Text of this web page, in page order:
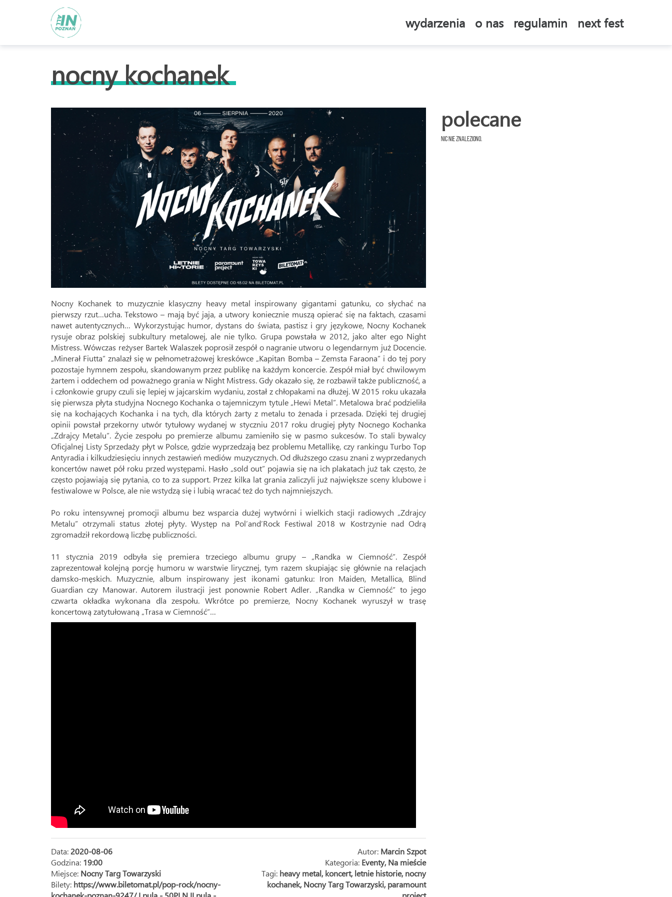
wydarzenia o nas regulamin next fest
nocny kochanek
Nocny Kochanek to muzycznie klasyczny heavy metal inspirowany gigantami gatunku, co słychać na
pierwszy rzut…ucha. Tekstowo – mają być jaja, a utwory koniecznie muszą opierać się na faktach, czasami
nawet autentycznych… Wykorzystując humor, dystans do świata, pastisz i gry językowe, Nocny Kochanek
rysuje obraz polskiej subkultury metalowej, ale nie tylko. Grupa powstała w 2012, jako alter ego Night
Mistress. Wówczas reżyser Bartek Walaszek poprosił zespół o nagranie utworu o legendarnym już Docencie.
„Minerał Fiutta” znalazł się w pełnometrażowej kreskówce „Kapitan Bomba – Zemsta Faraona” i do tej pory
pozostaje hymnem zespołu, skandowanym przez publikę na każdym koncercie. Zespół miał być chwilowym
żartem i oddechem od poważnego grania w Night Mistress. Gdy okazało się, że rozbawił także publiczność, a
i członkowie grupy czuli się lepiej w jajcarskim wydaniu, został z chłopakami na dłużej. W 2015 roku ukazała
się pierwsza płyta studyjna Nocnego Kochanka o tajemniczym tytule „Hewi Metal”. Metalowa brać podzieliła
się na kochających Kochanka i na tych, dla których żarty z metalu to żenada i przesada. Dzięki tej drugiej
opinii powstał przekorny utwór tytułowy wydanej w styczniu 2017 roku drugiej płyty Nocnego Kochanka
„Zdrajcy Metalu”. Życie zespołu po premierze albumu zamieniło się w pasmo sukcesów. To stali bywalcy
Oficjalnej Listy Sprzedaży płyt w Polsce, gdzie wyprzedzają bez problemu Metallikę, czy rankingu Turbo Top
Antyradia i kilkudziesięciu innych zestawień mediów muzycznych. Od dłuższego czasu znani z wyprzedanych
koncertów nawet pół roku przed występami. Hasło „sold out” pojawia się na ich plakatach już tak często, że
często pojawiają się pytania, co to za support. Przez kilka lat grania zaliczyli już największe sceny klubowe i
festiwalowe w Polsce, ale nie wstydzą się i lubią wracać też do tych najmniejszych.
Po roku intensywnej promocji albumu bez wsparcia dużej wytwórni i wielkich stacji radiowych „Zdrajcy
Metalu” otrzymali status złotej płyty. Występ na Pol’and’Rock Festiwal 2018 w Kostrzynie nad Odrą
zgromadził rekordową liczbę publiczności.
11 stycznia 2019 odbyła się premiera trzeciego albumu grupy – „Randka w Ciemność”. Zespół
zaprezentował kolejną porcję humoru w warstwie lirycznej, tym razem skupiając się głównie na relacjach
damsko-męskich. Muzycznie, album inspirowany jest ikonami gatunku: Iron Maiden, Metallica, Blind
Guardian czy Manowar. Autorem ilustracji jest ponownie Robert Adler. „Randka w Ciemność” to jego
czwarta okładka wykonana dla zespołu. Wkrótce po premierze, Nocny Kochanek wyruszył w trasę
koncertową zatytułowaną „Trasa w Ciemność”…
Data: 2020-08-06
Godzina: 19:00
Miejsce: Nocny Targ Towarzyski
Bilety: https://www.biletomat.pl/pop-rock/nocny-
Autor: Marcin Szpot
Kategoria: Eventy, Na mieście
Tagi: heavy metal, koncert, letnie historie, nocny
kochanek, Nocny Targ Towarzyski, paramount
polecane
Nic nie znaleziono.